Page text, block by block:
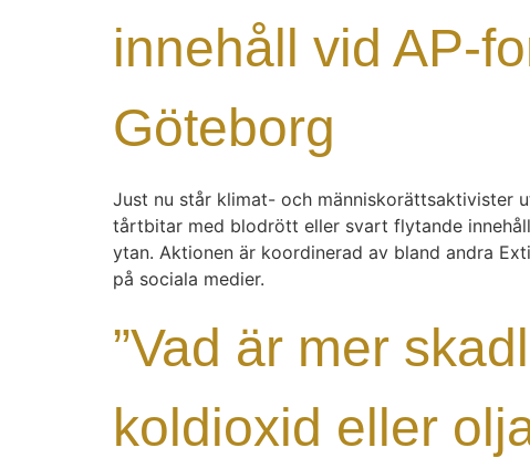
innehåll vid AP-
Göteborg
Just nu står klimat- och människorättsaktivister
tårtbitar med blodrött eller svart flytande
ytan. Aktionen är koordinerad av bland andra
på sociala medier.
”Vad är mer
koldioxid eller